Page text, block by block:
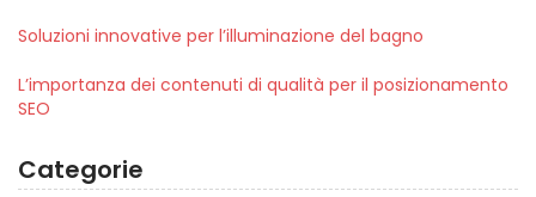
Soluzioni innovative per l’illuminazione del bagno
L’importanza dei contenuti di qualità per il posizionamento
SEO
Categorie